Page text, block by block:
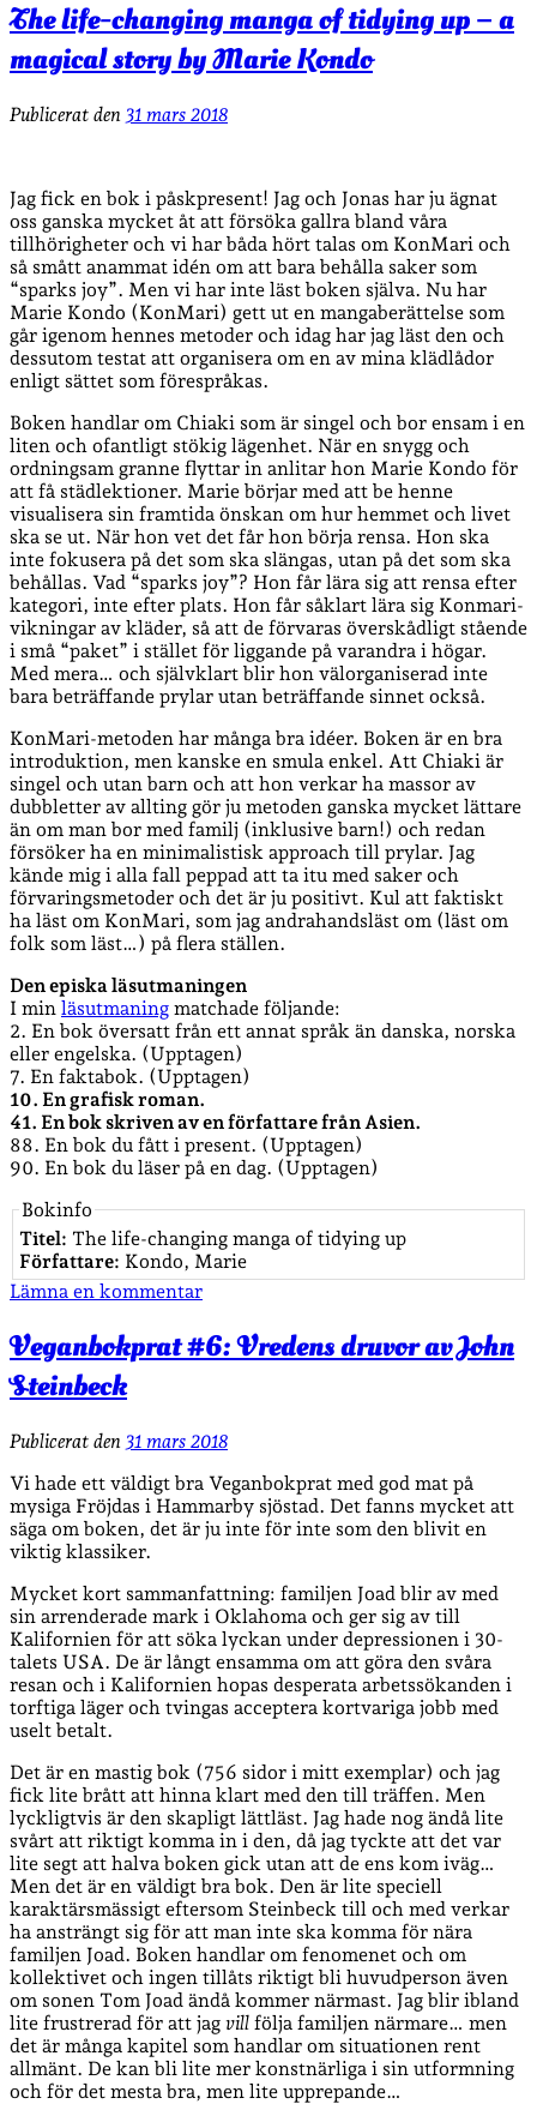
The life-changing manga of tidying up – a
magical story by Marie Kondo
Publicerat den 31 mars 2018
Jag fick en bok i påskpresent! Jag och Jonas har ju ägnat
oss ganska mycket åt att försöka gallra bland våra
tillhörigheter och vi har båda hört talas om KonMari och
så smått anammat idén om att bara behålla saker som
“sparks joy”. Men vi har inte läst boken själva. Nu har
Marie Kondo (KonMari) gett ut en mangaberättelse som
går igenom hennes metoder och idag har jag läst den och
dessutom testat att organisera om en av mina klädlådor
enligt sättet som förespråkas.
Boken handlar om Chiaki som är singel och bor ensam i en
liten och ofantligt stökig lägenhet. När en snygg och
ordningsam granne flyttar in anlitar hon Marie Kondo för
att få städlektioner. Marie börjar med att be henne
visualisera sin framtida önskan om hur hemmet och livet
ska se ut. När hon vet det får hon börja rensa. Hon ska
inte fokusera på det som ska slängas, utan på det som ska
behållas. Vad “sparks joy”? Hon får lära sig att rensa efter
kategori, inte efter plats. Hon får såklart lära sig Konmari-
vikningar av kläder, så att de förvaras överskådligt stående
i små “paket” i stället för liggande på varandra i högar.
Med mera… och självklart blir hon välorganiserad inte
bara beträffande prylar utan beträffande sinnet också.
KonMari-metoden har många bra idéer. Boken är en bra
introduktion, men kanske en smula enkel. Att Chiaki är
singel och utan barn och att hon verkar ha massor av
dubbletter av allting gör ju metoden ganska mycket lättare
än om man bor med familj (inklusive barn!) och redan
försöker ha en minimalistisk approach till prylar. Jag
kände mig i alla fall peppad att ta itu med saker och
förvaringsmetoder och det är ju positivt. Kul att faktiskt
ha läst om KonMari, som jag andrahandsläst om (läst om
folk som läst…) på flera ställen.
Den episka läsutmaningen
I min läsutmaning matchade följande:
2. En bok översatt från ett annat språk än danska, norska
eller engelska. (Upptagen)
7. En faktabok. (Upptagen)
10. En grafisk roman.
41. En bok skriven av en författare från Asien.
88. En bok du fått i present. (Upptagen)
90. En bok du läser på en dag. (Upptagen)
Bokinfo
Titel: The life-changing manga of tidying up
Författare: Kondo, Marie
Lämna en kommentar
Veganbokprat #6: Vredens druvor av John
Steinbeck
Publicerat den 31 mars 2018
Vi hade ett väldigt bra Veganbokprat med god mat på
mysiga Fröjdas i Hammarby sjöstad. Det fanns mycket att
säga om boken, det är ju inte för inte som den blivit en
viktig klassiker.
Mycket kort sammanfattning: familjen Joad blir av med
sin arrenderade mark i Oklahoma och ger sig av till
Kalifornien för att söka lyckan under depressionen i 30-
talets USA. De är långt ensamma om att göra den svåra
resan och i Kalifornien hopas desperata arbetssökanden i
torftiga läger och tvingas acceptera kortvariga jobb med
uselt betalt.
Det är en mastig bok (756 sidor i mitt exemplar) och jag
fick lite brått att hinna klart med den till träffen. Men
lyckligtvis är den skapligt lättläst. Jag hade nog ändå lite
svårt att riktigt komma in i den, då jag tyckte att det var
lite segt att halva boken gick utan att de ens kom iväg…
Men det är en väldigt bra bok. Den är lite speciell
karaktärsmässigt eftersom Steinbeck till och med verkar
ha ansträngt sig för att man inte ska komma för nära
familjen Joad. Boken handlar om fenomenet och om
kollektivet och ingen tillåts riktigt bli huvudperson även
om sonen Tom Joad ändå kommer närmast. Jag blir ibland
lite frustrerad för att jag vill följa familjen närmare… men
det är många kapitel som handlar om situationen rent
allmänt. De kan bli lite mer konstnärliga i sin utformning
och för det mesta bra, men lite upprepande…